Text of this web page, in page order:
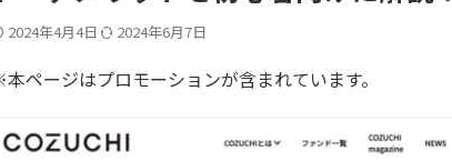
2024年4月4日 2024年6月7日
ページはプロモーションが含まれています。